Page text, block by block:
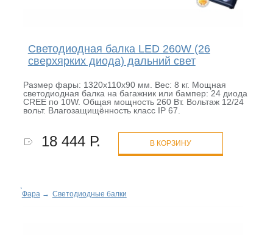
Светодиодная балка LED 260W (26
сверхярких диода) дальний свет
Размер фары: 1320х110х90 мм. Вес: 8 кг. Мощная
светодиодная балка на багажник или бампер: 24 диода
CREE по 10W. Общая мощность 260 Вт. Вольтаж 12/24
вольт. Влагозащищённость класс IP 67.
18 444 Р. В КОРЗИНУ
Фара→ Светодиодные балки